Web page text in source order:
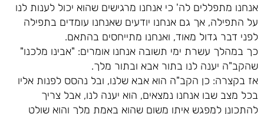
אנחנו מתפללים לה' כי אנחנו מרגישים שהוא יכול לענות לנו
על התפילה, אך גם אנחנו יודעים שאנחנו עומדים בתפילה
לפני דבר גדול מאוד, ואנחנו מתייחסים בהתאם.
כך במהלך עשרת ימי תשובה אנחנו אומרים: "אבינו מלכנו"
שהקב"ה יענה לנו בתור אבא ובתור מלך.
אז בקצרה: כן הקב"ה הוא אבא שלנו, ובל נהסס לפנות אליו
בכל מצב שבו אנחנו נמצאים, הוא יענה לנו, אבל צריך
להתכונן למפגש איתו משום שהוא באמת מלך והוא שולט